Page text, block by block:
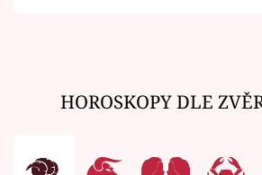
HOROSKOPY DLE